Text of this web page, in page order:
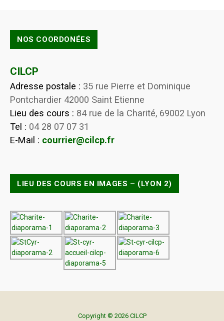
NOS COORDONÉES
CILCP
Adresse postale : 35 rue Pierre et Dominique
Pontchardier 42000 Saint Etienne
Lieu des cours : 84 rue de la Charité, 69002 Lyon
Tel : 04 28 07 07 31
E-Mail : courrier@cilcp.fr
LIEU DES COURS EN IMAGES – (LYON 2)
Copyright © 2026 CILCP